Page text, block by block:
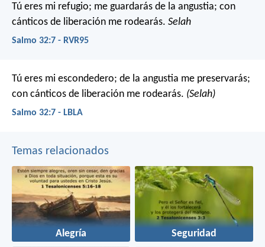
Tú eres mi refugio; me guardarás de la angustia; con
cánticos de liberación me rodearás. Selah
Salmo 32:7 - RVR95
Tú eres mi escondedero; de la angustia me preservarás;
con cánticos de liberación me rodearás. (Selah)
Salmo 32:7 - LBLA
Temas relacionados
Alegría Seguridad